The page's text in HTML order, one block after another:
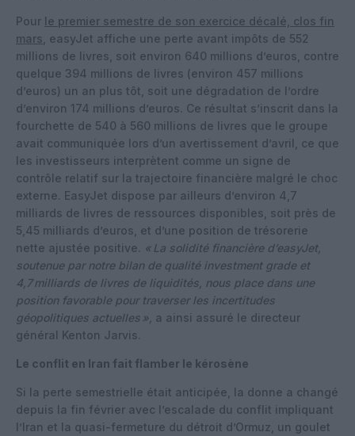
Pour le premier semestre de son exercice décalé, clos fin
mars , easyJet affiche une perte avant impôts de 552
millions de livres, soit environ 640 millions d’euros, contre
quelque 394 millions de livres (environ 457 millions
d’euros) un an plus tôt, soit une dégradation de l’ordre
d’environ 174 millions d’euros. Ce résultat s’inscrit dans la
fourchette de 540 à 560 millions de livres que le groupe
avait communiquée lors d’un avertissement d’avril, ce que
les investisseurs interprètent comme un signe de
contrôle relatif sur la trajectoire financière malgré le choc
externe. EasyJet dispose par ailleurs d’environ 4,7
milliards de livres de ressources disponibles, soit près de
5,45 milliards d’euros, et d’une position de trésorerie
nette ajustée positive. « La solidité financière d’easyJet,
soutenue par notre bilan de qualité investment grade et
4,7milliards de livres de liquidités, nous place dans une
position favorable pour traverser les incertitudes
géopolitiques actuelles », a ainsi assuré le directeur
général Kenton Jarvis.
Le conflit en Iran fait flamber le kérosène
Si la perte semestrielle était anticipée, la donne a changé
depuis la fin février avec l’escalade du conflit impliquant
l’Iran et la quasi-fermeture du détroit d’Ormuz, un goulet